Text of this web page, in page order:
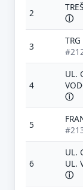
2
ⓘ
3
TRG
4
UL.
ⓘ
5
6
UL.
UL.
ⓘ